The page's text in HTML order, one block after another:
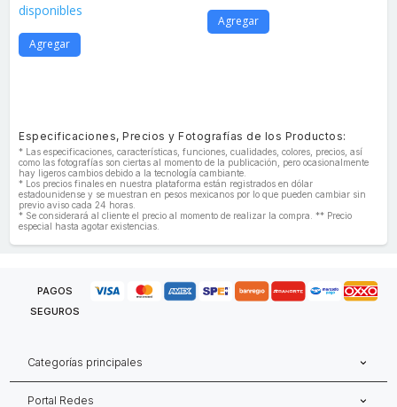
disponibles
Agregar
Agregar
Especificaciones, Precios y Fotografías de los Productos:
* Las especificaciones, características, funciones, cualidades, colores, precios, así
como las fotografías son ciertas al momento de la publicación, pero ocasionalmente
hay ligeros cambios debido a la tecnología cambiante.
* Los precios finales en nuestra plataforma están registrados en dólar
estadounidense y se muestran en pesos mexicanos por lo que pueden cambiar sin
previo aviso cada 24 horas.
* Se considerará al cliente el precio al momento de realizar la compra. ** Precio
especial hasta agotar existencias.
PAGOS
SEGUROS
Categorías principales
Portal Redes